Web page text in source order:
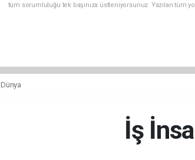
tüm sorumluluğu tek başınıza üstleniyorsunuz. Yazılan
Dünya
İş